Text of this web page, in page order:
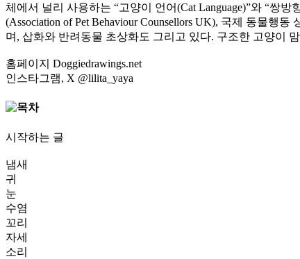
체에서 널리 사용하는 “고양이 언어(Cat Language)”와 “쌍
(Association of Pet Behaviour Counsellors UK), 국제 동물행
며, 삽화와 반려동물 초상화도 그리고 있다. 구조한 고양이
홈페이지 Doggiedrawings.net
인스타그램, X @lilita_yaya
시작하는 글
냄새
귀
눈
수염
꼬리
자세
소리